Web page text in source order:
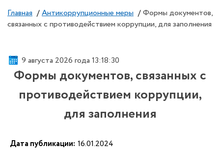
Главная / Антикоррупционные меры / Формы документов,
связанных с противодействием коррупции, для заполнения
9 августа 2026 года 13:18:30
Формы документов, связанных с
противодействием коррупции,
для заполнения
Дата публикации: 16.01.2024